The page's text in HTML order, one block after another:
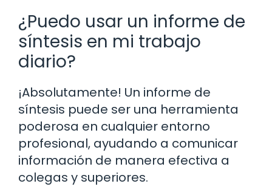
¿Puedo usar un informe de
síntesis en mi trabajo
diario?
¡Absolutamente! Un informe de
síntesis puede ser una herramienta
poderosa en cualquier entorno
profesional, ayudando a comunicar
información de manera efectiva a
colegas y superiores.